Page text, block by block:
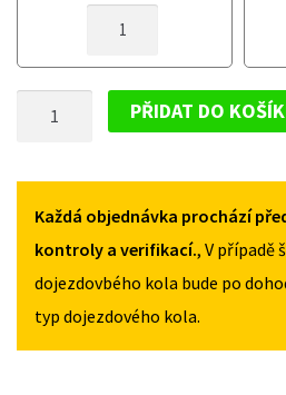
KOLO
2006-
CIVIC
VIII
2006-
125/80R17
MNOŽSTVÍ
PŘIDAT DO
Každá objednávka prochází
kontroly a verifikací., V případě
dojezdovbého kola bude po
typ dojezdového kola.